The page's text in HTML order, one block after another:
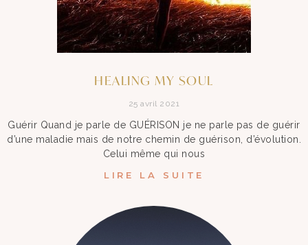
HEALING MY SOUL
25 avril 2021
Guérir Quand je parle de GUÉRISON je ne parle pas de guérir
d’une maladie mais de notre chemin de guérison, d’évolution.
Celui même qui nous
LIRE LA SUITE